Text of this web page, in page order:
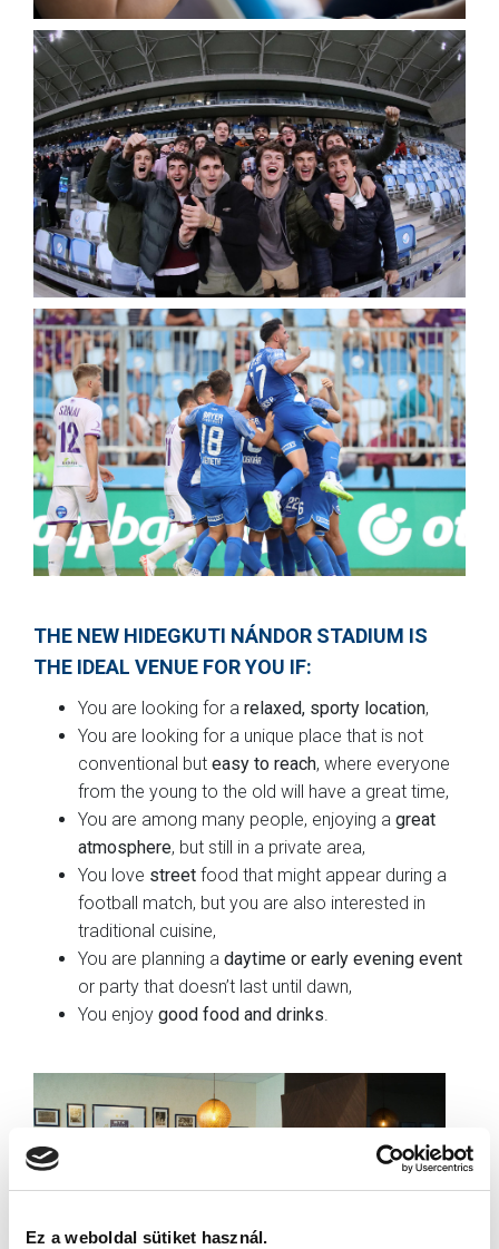
Ez a weboldal sütiket használ.
THE NEW HIDEGKUTI NÁNDOR STADIUM IS
THE IDEAL VENUE FOR YOU IF:
You are looking for a relaxed, sporty location,
You are looking for a unique place that is not
conventional but easy to reach, where everyone
from the young to the old will have a great time,
You are among many people, enjoying a great
atmosphere, but still in a private area,
You love street food that might appear during a
football match, but you are also interested in
traditional cuisine,
You are planning a daytime or early evening event
or party that doesn’t last until dawn,
You enjoy good food and drinks